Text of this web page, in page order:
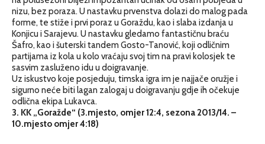
nizu, bez poraza. U nastavku prvenstva dolazi do malog pada
forme, te stiže i prvi poraz u Goraždu, kao i slaba izdanja u
Konjicu i Sarajevu. U nastavku gledamo fantastičnu braću
Šafro, kao i šuterski tandem Gosto-Tanović, koji odličnim
partijama iz kola u kolo vraćaju svoj tim na pravi kolosjek te
sasvim zasluženo idu u doigravanje.
Uz iskustvo koje posjeduju, timska igra im je najjače oružje i
sigurno neće biti lagan zalogaj u doigravanju gdje ih očekuje
odlična ekipa Lukavca.
3. KK „Goražde“ (3.mjesto, omjer 12:4, sezona 2013/14. –
10.mjesto omjer 4:18)